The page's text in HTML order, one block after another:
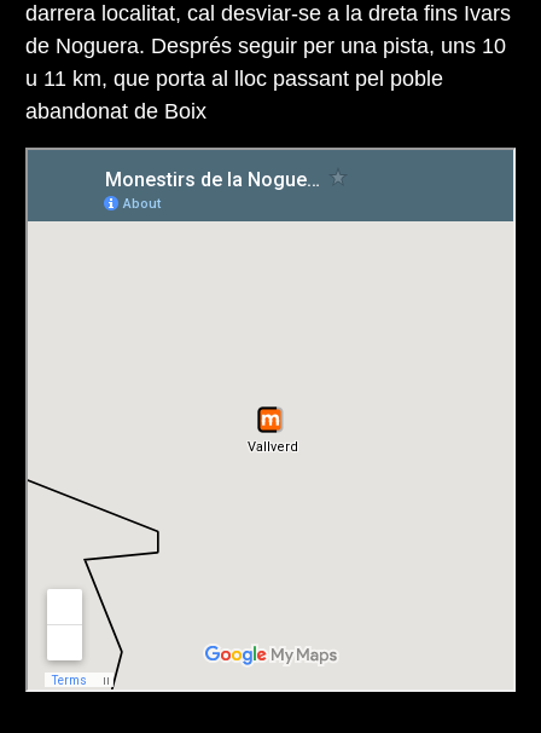
darrera localitat, cal desviar-se a la dreta fins Ivars
de Noguera. Després seguir per una pista, uns 10
u 11 km, que porta al lloc passant pel poble
abandonat de Boix